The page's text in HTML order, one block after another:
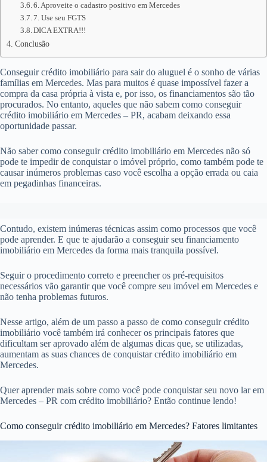
6. Aproveite o cadastro positivo em Mercedes
7. Use seu FGTS
DICA EXTRA!!!
Conclusão
Conseguir crédito imobiliário para sair do aluguel é o sonho de várias
famílias em Mercedes. Mas para muitos é quase impossível fazer a
compra da casa própria à vista e, por isso, os financiamentos são tão
procurados. No entanto, aqueles que não sabem como conseguir
crédito imobiliário em Mercedes – PR, acabam deixando essa
oportunidade passar.
Não saber como conseguir crédito imobiliário em Mercedes não só
pode te impedir de conquistar o imóvel próprio, como também pode te
causar inúmeros problemas caso você escolha a opção errada ou caia
em pegadinhas financeiras.
Contudo, existem inúmeras técnicas assim como processos que você
pode aprender. E que te ajudarão a conseguir seu financiamento
imobiliário em Mercedes da forma mais tranquila possível.
Seguir o procedimento correto e preencher os pré-requisitos
necessários vão garantir que você compre seu imóvel em Mercedes e
não tenha problemas futuros.
Nesse artigo, além de um passo a passo de como conseguir crédito
imobiliário você também irá conhecer os principais fatores que
dificultam ser aprovado além de algumas dicas que, se utilizadas,
aumentam as suas chances de conquistar crédito imobiliário em
Mercedes.
Quer aprender mais sobre como você pode conquistar seu novo lar em
Mercedes – PR com crédito imobiliário? Então continue lendo!
Como conseguir crédito imobiliário em Mercedes? Fatores limitantes